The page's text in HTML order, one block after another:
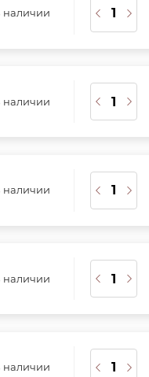
наличии
наличии
наличии
наличии
наличии